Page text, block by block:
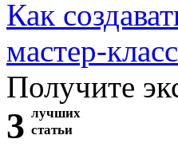
Как
мастер-
Получите
3 лучших
статьи